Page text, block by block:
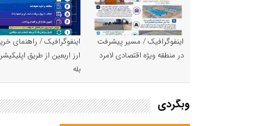
اینفوگرافیک / مسیر پیشرفت
در منطقه ویژه اقتصادی لامرد
اینفوگرافیک / راهنمای
ارز اربعین از طریق
بله
وبگردی